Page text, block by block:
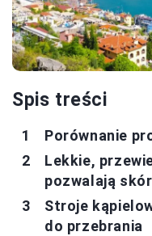
Spis treści
Porównanie
Lekkie,
pozwalają
Stroje
do przebrania